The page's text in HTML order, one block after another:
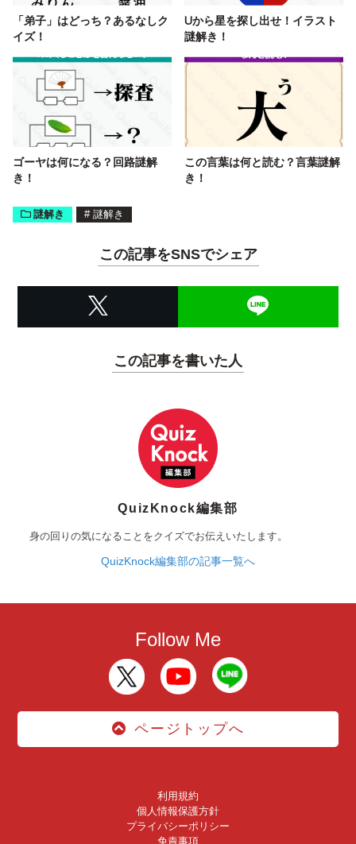
「弟子」はどっち？あるなしク
イズ！
Uから星を探し出せ！イラスト
謎解き！
ゴーヤは何になる？回路謎解
き！
この言葉は何と読む？言葉謎解
き！
謎解き # 謎解き
この記事をSNSでシェア
この記事を書いた人
QuizKnock編集部
身の回りの気になることをクイズでお伝えいたします。
QuizKnock編集部の記事一覧へ
Follow Me
ページトップへ
利用規約
個人情報保護方針
プライバシーポリシー
免責事項